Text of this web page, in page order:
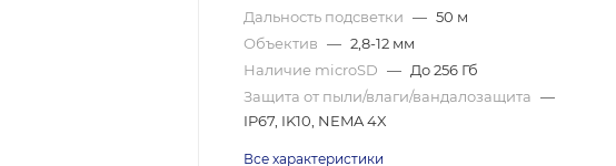
Дальность подсветки — 50 м
Объектив — 2,8-12 мм
Наличие microSD — До 256 Гб
Защита от пыли/влаги/вандалозащита —
IP67, IK10, NEMA 4X
Все характеристики